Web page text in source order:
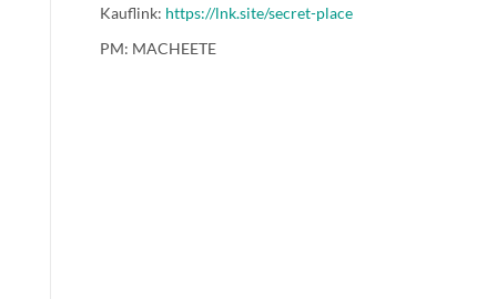
Kauflink: https://lnk.site/secret-place
PM: MACHEETE